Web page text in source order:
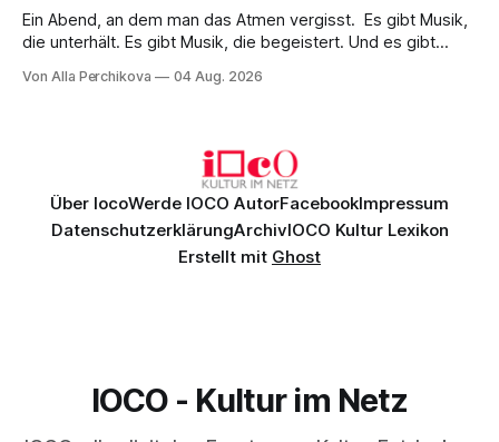
Ein Abend, an dem man das Atmen vergisst. Es gibt Musik,
die unterhält. Es gibt Musik, die begeistert. Und es gibt
Genau so war der Abend im Kurhaus Wiesbaden, an dem
Von Alla Perchikova 04 Aug. 2026
Über IocoWerde IOCO AutorFacebookImpressum
DatenschutzerklärungArchivIOCO Kultur Lexikon
Erstellt mit Ghost
IOCO - Kultur im Netz